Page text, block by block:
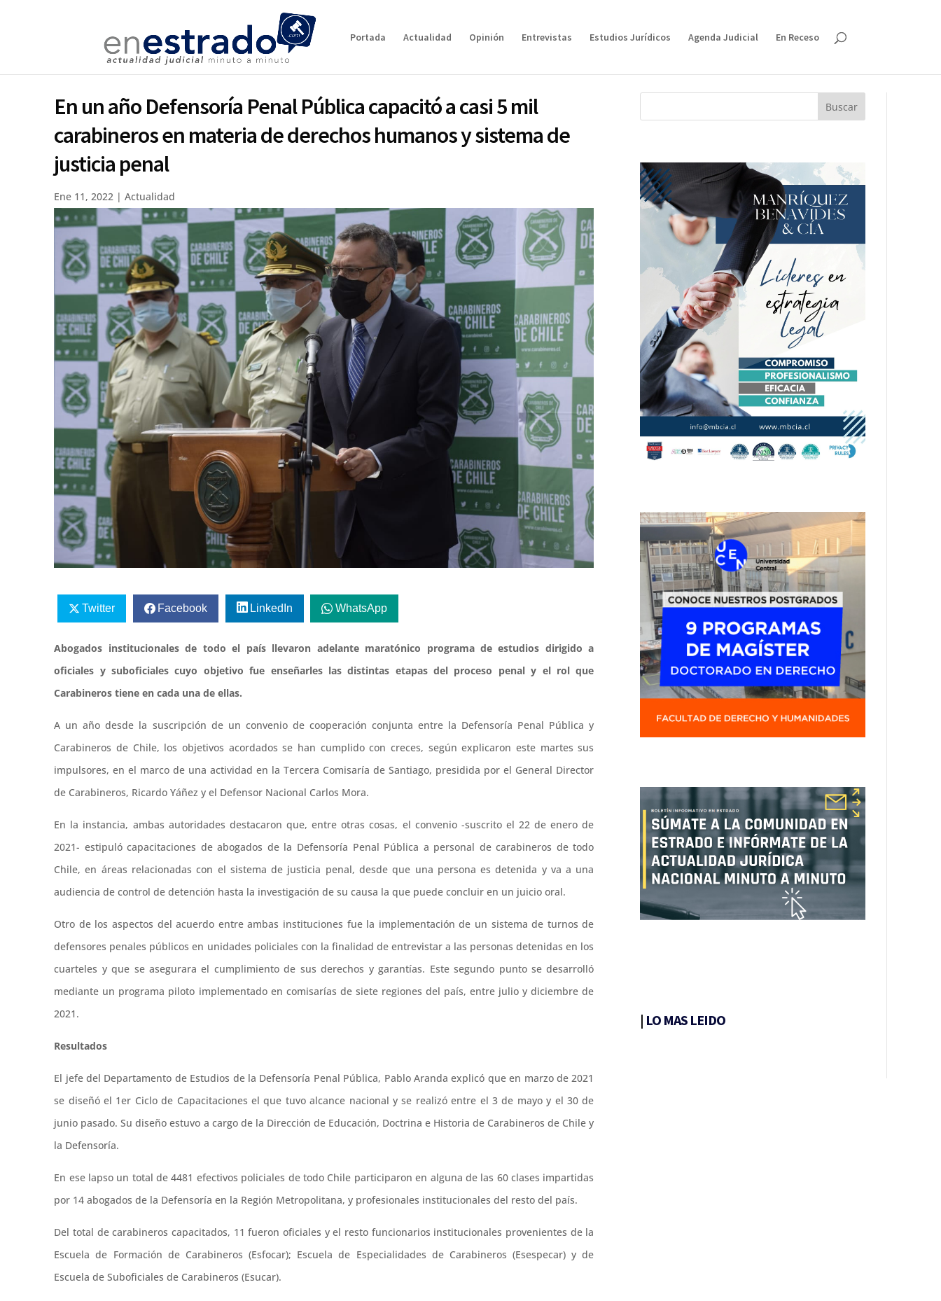
Portada Actualidad Opinión Entrevistas Estudios Jurídicos Agenda Judicial En Receso
En un año Defensoría Penal Pública capacitó a casi 5 mil
carabineros en materia de derechos humanos y sistema de
justicia penal
Ene 11, 2022 |Actualidad
Twitter Facebook LinkedIn WhatsApp
Abogados institucionales de todo el país llevaron adelante maratónico programa de estudios dirigido a
oficiales y suboficiales cuyo objetivo fue enseñarles las distintas etapas del proceso penal y el rol que
Carabineros tiene en cada una de ellas.
A un año desde la suscripción de un convenio de cooperación conjunta entre la Defensoría Penal Pública y
Carabineros de Chile, los objetivos acordados se han cumplido con creces, según explicaron este martes sus
impulsores, en el marco de una actividad en la Tercera Comisaría de Santiago, presidida por el General Director
de Carabineros, Ricardo Yáñez y el Defensor Nacional Carlos Mora.
En la instancia, ambas autoridades destacaron que, entre otras cosas, el convenio -suscrito el 22 de enero de
2021- estipuló capacitaciones de abogados de la Defensoría Penal Pública a personal de carabineros de todo
Chile, en áreas relacionadas con el sistema de justicia penal, desde que una persona es detenida y va a una
audiencia de control de detención hasta la investigación de su causa la que puede concluir en un juicio oral.
Otro de los aspectos del acuerdo entre ambas instituciones fue la implementación de un sistema de turnos de
defensores penales públicos en unidades policiales con la finalidad de entrevistar a las personas detenidas en los
cuarteles y que se asegurara el cumplimiento de sus derechos y garantías. Este segundo punto se desarrolló
mediante un programa piloto implementado en comisarías de siete regiones del país, entre julio y diciembre de
2021.
Resultados
El jefe del Departamento de Estudios de la Defensoría Penal Pública, Pablo Aranda explicó que en marzo de 2021
se diseñó el 1er Ciclo de Capacitaciones el que tuvo alcance nacional y se realizó entre el 3 de mayo y el 30 de
junio pasado. Su diseño estuvo a cargo de la Dirección de Educación, Doctrina e Historia de Carabineros de Chile y
la Defensoría.
En ese lapso un total de 4481 efectivos policiales de todo Chile participaron en alguna de las 60 clases impartidas
por 14 abogados de la Defensoría en la Región Metropolitana, y profesionales institucionales del resto del país.
Del total de carabineros capacitados, 11 fueron oficiales y el resto funcionarios institucionales provenientes de la
Escuela de Formación de Carabineros (Esfocar); Escuela de Especialidades de Carabineros (Esespecar) y de
Escuela de Suboficiales de Carabineros (Esucar).
| LO MAS LEIDO